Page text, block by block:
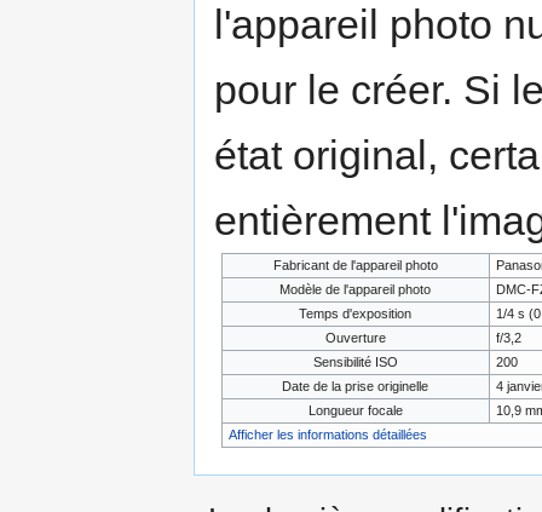
l'appareil photo
pour le créer. Si
état original,
entièrement
Fabricant de l'appareil photo
Modèle de l'appareil photo
DMC-
Temps d'exposition
1/4 s
Ouverture
f/3,2
Sensibilité ISO
200
Date de la prise originelle
4
Longueur focale
10,9
Afficher les informations détaillées